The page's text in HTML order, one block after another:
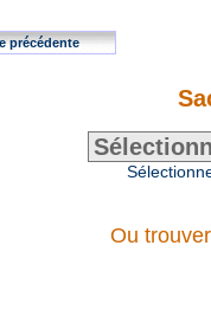
précédente
Ou